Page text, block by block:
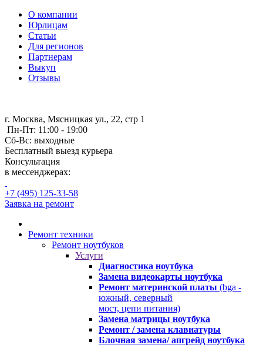
О компании
Юрлицам
Статьи
Для регионов
Партнерам
Выкуп
Отзывы
г. Москва, Мясницкая ул., 22, стр 1
Пн-Пт: 11:00 - 19:00
Сб-Вс: выходные
Бесплатный выезд курьера
Консультация
в мессенджерах:
+7 (495) 125-33-58
Заявка на ремонт
Ремонт техники
Ремонт ноутбуков
Услуги
Диагностика ноутбука
Замена видеокарты ноутбука
Ремонт материнской платы (bga -
южный, северный
мост, цепи питания)
Замена матрицы ноутбука
Ремонт / замена клавиатуры
Блочная замена/ апгрейд ноутбука